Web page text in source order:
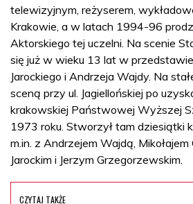
telewizyjnym, reżyserem,
Krakowie, a w latach 1994-96
Aktorskiego tej uczelni. Na scenie
się już w wieku 13 lat w
Jarockiego i Andrzeja Wajdy. Na
sceną przy ul. Jagiellońskiej po
krakowskiej Państwowej Wyższej
1973 roku. Stworzył tam dziesiątki
m.in. z Andrzejem Wajdą, Mikołajem
Jarockim i Jerzym Grzegorzewskim.
CZYTAJ TAKŻE